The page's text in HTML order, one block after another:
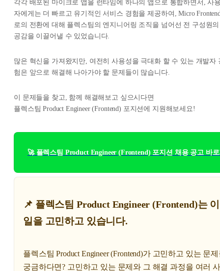
각각 배포된 마이크로 앱을 런타임에 하나의 앱으로 통합하면서, 사
자에게는 더 빠르고 유기적인 서비스 경험을 제공하여, Micro
로의 전환에 대해 플렉스팀의 엔지니어링 조직을 넘어선 전 구성원의
공감을 이끌어낼 수 있었습니다.
많은 혁신을 가져왔지만, 여전히 사용성을 극대화 할 수 있는 개발자
험은 앞으로 해결해 나아가야 할 문제들이 많습니다.
이 문제들을 찾고, 함께 해결해보고 싶으시다면
플렉스팀 Product Engineer (Frontend) 포지션에 지원해보세요!
🚀 플렉스팀 Product Engineer (Frontend) 포지션 채용 공고 바
📌 플렉스팀 Product Engineer (Frontend)는
일을 고민하고 있습니다.
플렉스팀 Product Engineer (Frontend)가 고민하고 있는 문
궁금하다면? 고민하고 있는 문제와 그 해결 과정을 여러